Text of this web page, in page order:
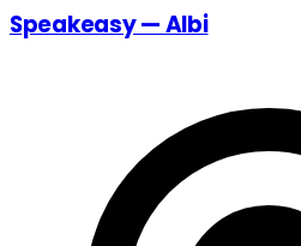
Speakeasy — Albi